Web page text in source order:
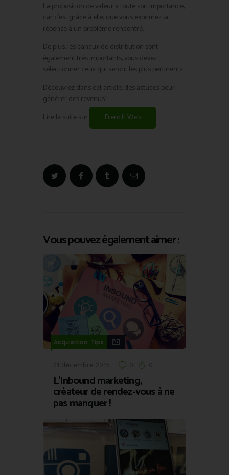
La proposition de valeur a toute son importance,
car c’est grâce à elle, que vous exprimez la
réponse à un problème rencontré.
De plus, les canaux de distribution sont
également très importants, vous devez
sélectionner ceux qui seront les plus pertinents.
Découvrez dans cet article, des astuces pour
générer des revenus !
Lire la suite sur
French Web
Vous pouvez également aimer :
Acquisition, Tips
21 décembre 2015 0 0
L’Inbound marketing,
créateur de rendez-vous à ne
pas manquer !